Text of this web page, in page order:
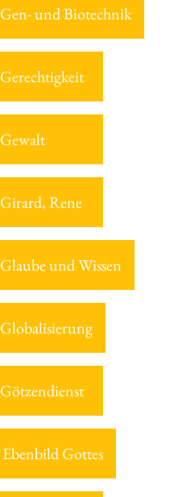
Gen- und Biotechnik
Gerechtigkeit
Gewalt
Girard, Rene
Glaube und Wissen
Globalisierung
Götzendienst
Ebenbild Gottes